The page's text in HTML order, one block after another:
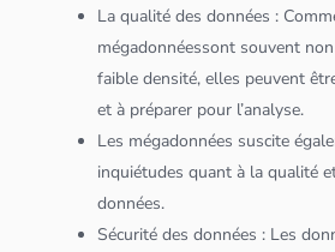
Laqualité desdonnées :
mégadonnéessont souvent
faible densité, elles peuvent
et à préparer pour l’analyse.
Les mégadonnées suscite
inquiétudes quant à la qualité
données.
Sécurité desdonnées : Les